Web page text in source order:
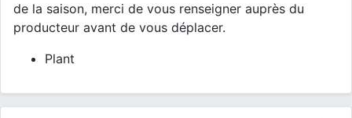
de la saison, merci de vous renseigner auprès du
producteur avant de vous déplacer.
Plant